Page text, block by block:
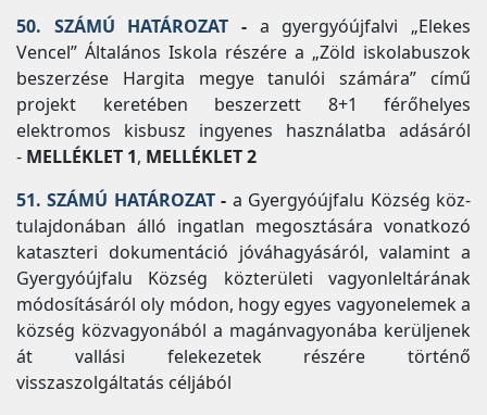
50. SZÁMÚ HATÁROZAT - a gyergyóújfalvi „Elekes
Vencel” Általános Iskola részére a „Zöld iskolabuszok
beszerzése Hargita megye tanulói számára” című
projekt keretében beszerzett 8+1 férőhelyes
elektromos kisbusz ingyenes használatba adásáról
- MELLÉKLET 1, MELLÉKLET 2
51. SZÁMÚ HATÁROZAT- a Gyergyóújfalu Község köz-
tulajdonában álló ingatlan megosztására vonatkozó
kataszteri dokumentáció jóváhagyásáról, valamint a
Gyergyóújfalu Község közterületi vagyonleltárának
módosításáról oly módon, hogy egyes vagyonelemek a
község közvagyonából a magánvagyonába kerüljenek
át vallási felekezetek részére történő
visszaszolgáltatás céljából